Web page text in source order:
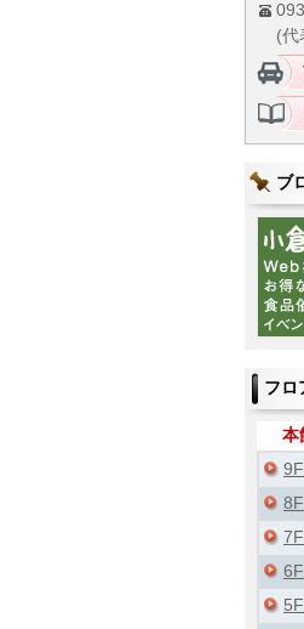
(代
ブ
フロ
本
9F
8F
7F
6F
5F